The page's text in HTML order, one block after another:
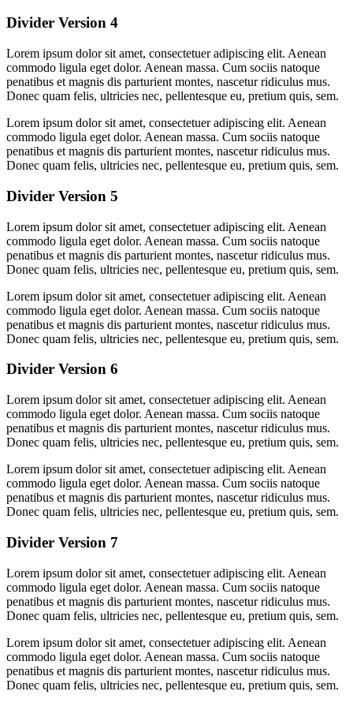
Divider Version 4
Lorem ipsum dolor sit amet, consectetuer adipiscing elit. Aenean
commodo ligula eget dolor. Aenean massa. Cum sociis natoque
penatibus et magnis dis parturient montes, nascetur ridiculus mus.
Donec quam felis, ultricies nec, pellentesque eu, pretium quis, sem.
Lorem ipsum dolor sit amet, consectetuer adipiscing elit. Aenean
commodo ligula eget dolor. Aenean massa. Cum sociis natoque
penatibus et magnis dis parturient montes, nascetur ridiculus mus.
Donec quam felis, ultricies nec, pellentesque eu, pretium quis, sem.
Divider Version 5
Lorem ipsum dolor sit amet, consectetuer adipiscing elit. Aenean
commodo ligula eget dolor. Aenean massa. Cum sociis natoque
penatibus et magnis dis parturient montes, nascetur ridiculus mus.
Donec quam felis, ultricies nec, pellentesque eu, pretium quis, sem.
Lorem ipsum dolor sit amet, consectetuer adipiscing elit. Aenean
commodo ligula eget dolor. Aenean massa. Cum sociis natoque
penatibus et magnis dis parturient montes, nascetur ridiculus mus.
Donec quam felis, ultricies nec, pellentesque eu, pretium quis, sem.
Divider Version 6
Lorem ipsum dolor sit amet, consectetuer adipiscing elit. Aenean
commodo ligula eget dolor. Aenean massa. Cum sociis natoque
penatibus et magnis dis parturient montes, nascetur ridiculus mus.
Donec quam felis, ultricies nec, pellentesque eu, pretium quis, sem.
Lorem ipsum dolor sit amet, consectetuer adipiscing elit. Aenean
commodo ligula eget dolor. Aenean massa. Cum sociis natoque
penatibus et magnis dis parturient montes, nascetur ridiculus mus.
Donec quam felis, ultricies nec, pellentesque eu, pretium quis, sem.
Divider Version 7
Lorem ipsum dolor sit amet, consectetuer adipiscing elit. Aenean
commodo ligula eget dolor. Aenean massa. Cum sociis natoque
penatibus et magnis dis parturient montes, nascetur ridiculus mus.
Donec quam felis, ultricies nec, pellentesque eu, pretium quis, sem.
Lorem ipsum dolor sit amet, consectetuer adipiscing elit. Aenean
commodo ligula eget dolor. Aenean massa. Cum sociis natoque
penatibus et magnis dis parturient montes, nascetur ridiculus mus.
Donec quam felis, ultricies nec, pellentesque eu, pretium quis, sem.